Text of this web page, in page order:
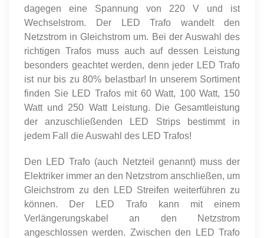
dagegen eine Spannung von 220 V und ist
Wechselstrom. Der LED Trafo wandelt den
Netzstrom in Gleichstrom um. Bei der Auswahl des
richtigen Trafos muss auch auf dessen Leistung
besonders geachtet werden, denn jeder LED Trafo
ist nur bis zu 80% belastbar! In unserem Sortiment
finden Sie LED Trafos mit 60 Watt, 100 Watt, 150
Watt und 250 Watt Leistung. Die Gesamtleistung
der anzuschließenden LED Strips bestimmt in
jedem Fall die Auswahl des LED Trafos!
Den LED Trafo (auch Netzteil genannt) muss der
Elektriker immer an den Netzstrom anschließen, um
Gleichstrom zu den LED Streifen weiterführen zu
können. Der LED Trafo kann mit einem
Verlängerungskabel an den Netzstrom
angeschlossen werden. Zwischen den LED Trafo